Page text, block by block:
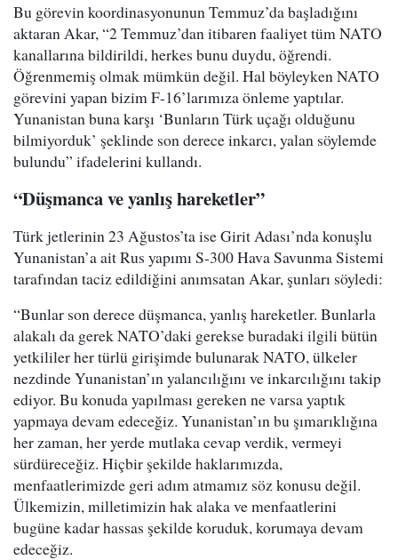
Bu görevin koordinasyonunun Temmuz’da başladığını
aktaran Akar, “2 Temmuz’dan itibaren faaliyet tüm NATO
kanallarına bildirildi, herkes bunu duydu, öğrendi.
Öğrenmemiş olmak mümkün değil. Hal böyleyken NATO
görevini yapan bizim F-16’larımıza önleme yaptılar.
Yunanistan buna karşı ‘Bunların Türk uçağı olduğunu
bilmiyorduk’ şeklinde son derece inkarcı, yalan söylemde
bulundu” ifadelerini kullandı.
“Düşmanca ve yanlış hareketler”
Türk jetlerinin 23 Ağustos’ta ise Girit Adası’nda konuşlu
Yunanistan’a ait Rus yapımı S-300 Hava Savunma Sistemi
tarafından taciz edildiğini anımsatan Akar, şunları söyledi:
“Bunlar son derece düşmanca, yanlış hareketler. Bunlarla
alakalı da gerek NATO’daki gerekse buradaki ilgili bütün
yetkililer her türlü girişimde bulunarak NATO, ülkeler
nezdinde Yunanistan’ın yalancılığını ve inkarcılığını takip
ediyor. Bu konuda yapılması gereken ne varsa yaptık
yapmaya devam edeceğiz. Yunanistan’ın bu şımarıklığına
her zaman, her yerde mutlaka cevap verdik, vermeyi
sürdüreceğiz. Hiçbir şekilde haklarımızda,
menfaatlerimizde geri adım atmamız söz konusu değil.
Ülkemizin, milletimizin hak alaka ve menfaatlerini
bugüne kadar hassas şekilde koruduk, korumaya devam
edeceğiz.